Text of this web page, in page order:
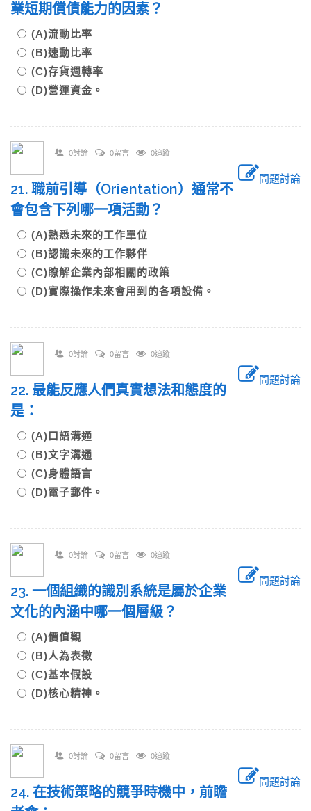
業短期償債能力的因素？
(A)流動比率
(B)速動比率
(C)存貨週轉率
(D)營運資金。
0討論 0留言 0追蹤
問題討論
21. 職前引導（Orientation）通常不
會包含下列哪一項活動？
(A)熟悉未來的工作單位
(B)認識未來的工作夥伴
(C)瞭解企業內部相關的政策
(D)實際操作未來會用到的各項設備。
0討論 0留言 0追蹤
問題討論
22. 最能反應人們真實想法和態度的
是：
(A)口語溝通
(B)文字溝通
(C)身體語言
(D)電子郵件。
0討論 0留言 0追蹤
問題討論
23. 一個組織的識別系統是屬於企業
文化的內涵中哪一個層級？
(A)價值觀
(B)人為表徵
(C)基本假設
(D)核心精神。
0討論 0留言 0追蹤
問題討論
24. 在技術策略的競爭時機中，前瞻